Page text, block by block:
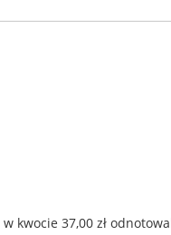
kwocie 37,00 zł